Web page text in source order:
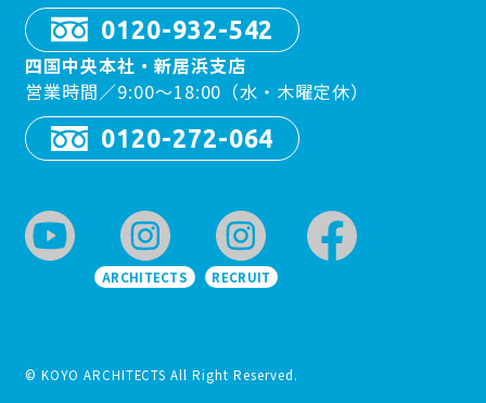
0120-932-542
四国中央本社・新居浜支店
営業時間／9:00〜18:00（水・木曜定休）
0120-272-064
ARCHITECTS RECRUIT
© KOYO ARCHITECTS All Right Reserved.